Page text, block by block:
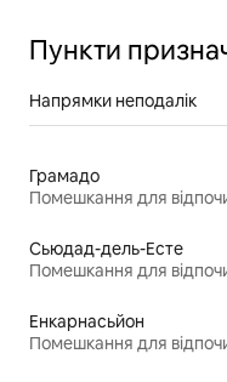
Пункти
Напрямки неподалік
Грамадо
Помешкання для
Сьюдад-дель-Есте
Помешкання для
Енкарнасьйон
Помешкання для